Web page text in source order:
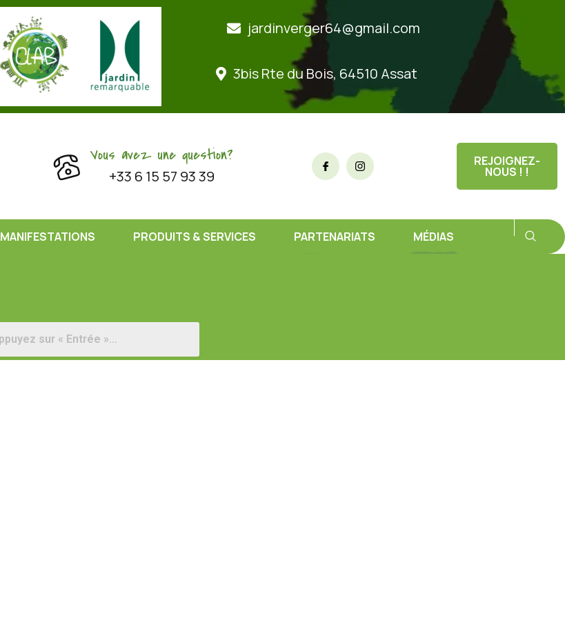
jardinverger64@gmail.com
3bis Rte du Bois, 64510 Assat
Vous avez une question?
+33 6 15 57 93 39
REJOIGNEZ-
NOUS ! !
MANIFESTATIONS PRODUITS & SERVICES PARTENARIATS MÉDIAS